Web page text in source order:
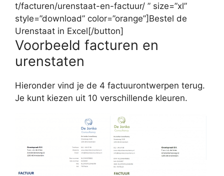
t/facturen/urenstaat-en-factuur/ ” size=”xl”
style=”download” color=”orange”]Bestel de
Urenstaat in Excel[/button]
Voorbeeld facturen en
urenstaten
Hieronder vind je de 4 factuurontwerpen terug.
Je kunt kiezen uit 10 verschillende kleuren.